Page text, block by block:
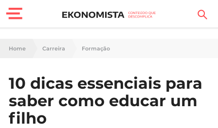
Finanças Pessoais
Carreira
Casa
Home Carreira Formação
10 dicas essenciais para
saber como educar um
filho